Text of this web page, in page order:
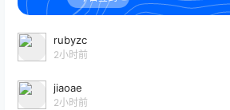
rubyzc
2小时前
jiaoae
2小时前